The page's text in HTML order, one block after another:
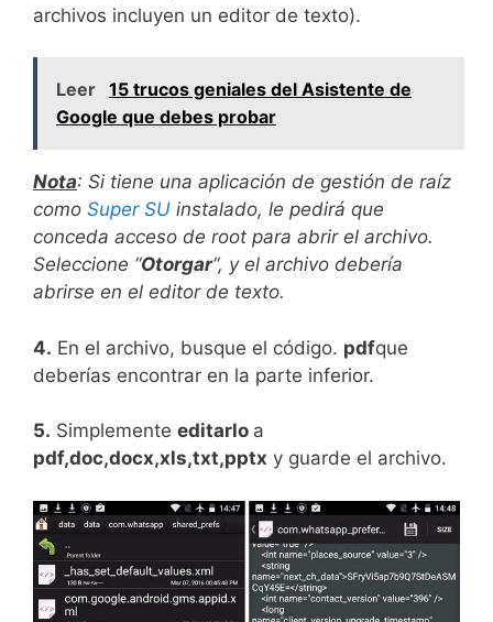
archivos incluyen un editor de texto).
Leer 15 trucos geniales del Asistente de
Google que debes probar
Nota: Si tiene una aplicación de gestión de raíz
como Super SU instalado, le pedirá que
conceda acceso de root para abrir el archivo.
Seleccione “Otorgar“, y el archivo debería
abrirse en el editor de texto.
4. En el archivo, busque el código. pdfque
deberías encontrar en la parte inferior.
5. Simplemente editarlo a
pdf,doc,docx,xls,txt,pptx y guarde el archivo.